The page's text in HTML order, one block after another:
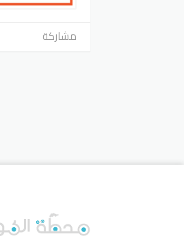
مشاركة